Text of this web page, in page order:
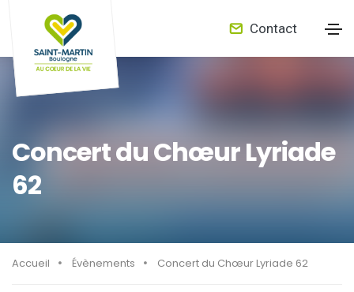
Contact
Concert du Chœur Lyriade
62
Accueil Évènements Concert du Chœur Lyriade 62